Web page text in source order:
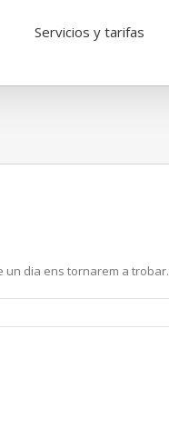
Servicios y tarifas
un dia ens tornarem a trobar.